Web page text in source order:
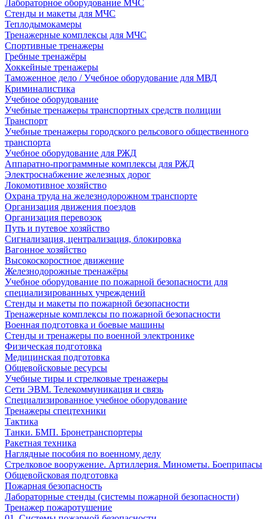
Лабораторное оборудование МЧС
Стенды и макеты для МЧС
Теплодымокамеры
Тренажерные комплексы для МЧС
Спортивные тренажеры
Гребные тренажёры
Хоккейные тренажеры
Таможенное дело / Учебное оборудование для МВД
Криминалистика
Учебное оборудование
Учебные тренажеры транспортных средств полиции
Транспорт
Учебные тренажеры городского рельсового общественного
транспорта
Учебное оборудование для РЖД
Аппаратно-программные комплексы для РЖД
Электроснабжение железных дорог
Локомотивное хозяйство
Охрана труда на железнодорожном транспорте
Организация движения поездов
Организация перевозок
Путь и путевое хозяйство
Сигнализация, централизация, блокировка
Вагонное хозяйство
Высокоскоростное движение
Железнодорожные тренажёры
Учебное оборудование по пожарной безопасности для
специализированных учреждений
Стенды и макеты по пожарной безопасности
Тренажерные комплексы по пожарной безопасности
Военная подготовка и боевые машины
Стенды и тренажеры по военной электронике
Физическая подготовка
Медицинская подготовка
Общевойсковые ресурсы
Учебные тиры и стрелковые тренажеры
Сети ЭВМ. Телекоммуникация и связь
Специализированное учебное оборудование
Тренажеры спецтехники
Тактика
Танки. БМП. Бронетранспортеры
Ракетная техника
Наглядные пособия по военному делу
Стрелковое вооружение. Артиллерия. Минометы. Боеприпасы
Общевойсковая подготовка
Пожарная безопасность
Лабораторные стенды (системы пожарной безопасности)
Тренажер пожаротушение